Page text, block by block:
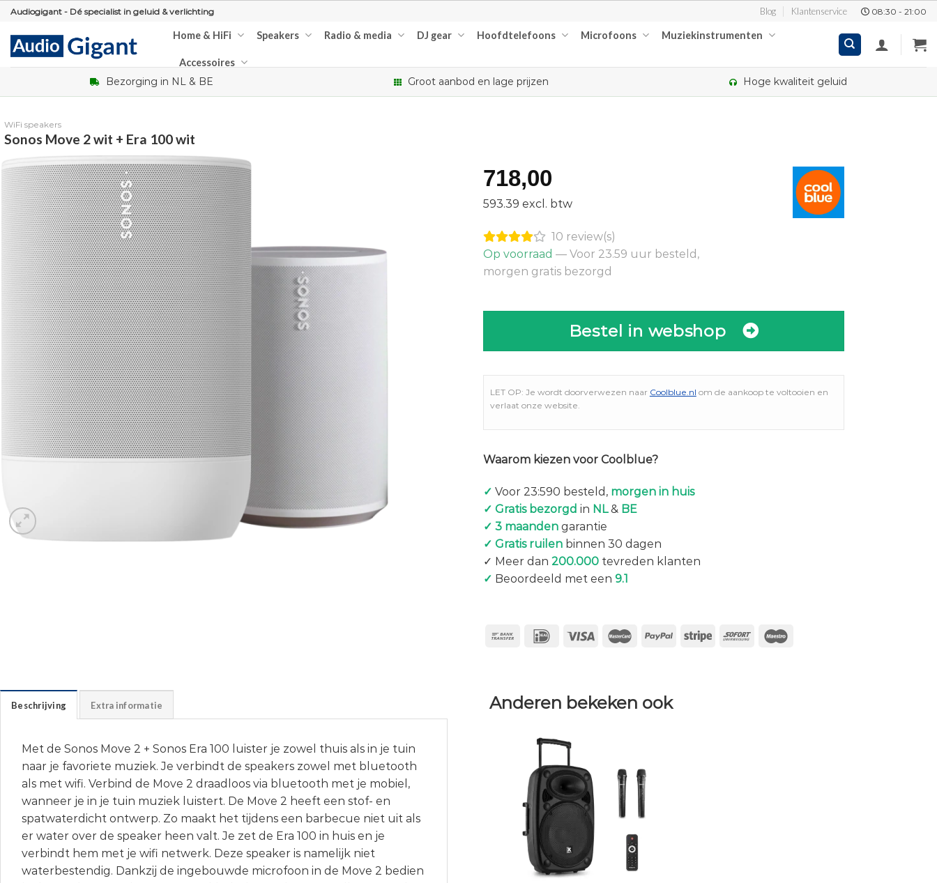
Skip
content
Audiogigant - Dé specialist in geluid & verlichting Blog Klantenservice 08:30 - 21:00
Home & HiFi Speakers Radio & media DJ gear Hoofdtelefoons Microfoons Muziekinstrumenten
Accessoires
Bezorging in NL & BE Groot aanbod en lage prijzen Hoge kwaliteit geluid
WiFi speakers
Sonos Move 2 wit + Era 100 wit
718,00
593.39 excl. btw
10 review(s)
Op voorraad — Voor 23.59 uur besteld,
morgen gratis bezorgd
Bestel in webshop
LET OP: Je wordt doorverwezen naar Coolblue.nl om de aankoop te voltooien en
verlaat onze website.
Waarom kiezen voor Coolblue?
✓ Voor 23:590 besteld, morgen in huis
✓ Gratis bezorgd in NL& BE
✓ 3 maanden garantie
✓ Gratis ruilenbinnen 30 dagen
✓ Meer dan 200.000tevreden klanten
✓ Beoordeeld met een 9.1
Beschrijving Extra informatie
Met de Sonos Move 2 + Sonos Era 100 luister je zowel thuis als in je tuin
naar je favoriete muziek. Je verbindt de speakers zowel met bluetooth
als met wifi. Verbind de Move 2 draadloos via bluetooth met je mobiel,
wanneer je in je tuin muziek luistert. De Move 2 heeft een stof- en
spatwaterdicht ontwerp. Zo maakt het tijdens een barbecue niet uit als
er water over de speaker heen valt. Je zet de Era 100 in huis en je
verbindt hem met je wifi netwerk. Deze speaker is namelijk niet
waterbestendig. Dankzij de ingebouwde microfoon in de Move 2 bedien
Anderen bekeken ook